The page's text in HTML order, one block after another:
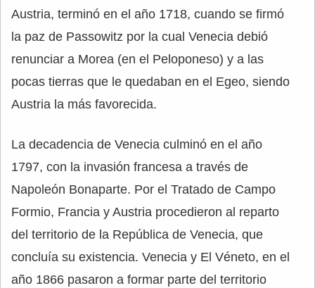
Austria, terminó en el año 1718, cuando se firmó
la paz de Passowitz por la cual Venecia debió
renunciar a Morea (en el Peloponeso) y a las
pocas tierras que le quedaban en el Egeo, siendo
Austria la más favorecida.
La decadencia de Venecia culminó en el año
1797, con la invasión francesa a través de
Napoleón Bonaparte. Por el Tratado de Campo
Formio, Francia y Austria procedieron al reparto
del territorio de la República de Venecia, que
concluía su existencia. Venecia y El Véneto, en el
año 1866 pasaron a formar parte del territorio